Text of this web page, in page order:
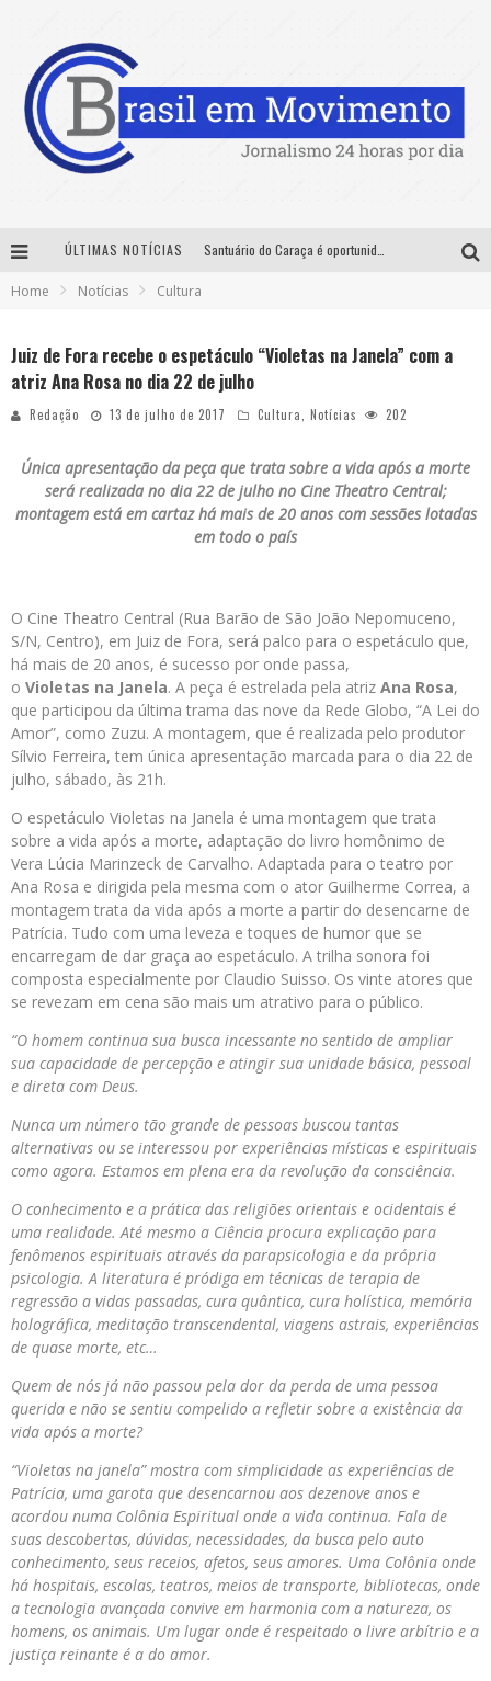
ÚLTIMAS NOTÍCIAS
Home Notícias Cultura
Juiz de Fora recebe o espetáculo “Violetas na Janela” com a
atriz Ana Rosa no dia 22 de julho
Redação 13 de julho de 2017 Cultura Notícias 202
Única apresentação da peça que trata sobre a vida após a morte
será realizada no dia 22 de julho no Cine Theatro Central;
montagem está em cartaz há mais de 20 anos com sessões lotadas
em todo o país
O Cine Theatro Central (Rua Barão de São João Nepomuceno,
S/N, Centro), em Juiz de Fora, será palco para o espetáculo que,
há mais de 20 anos, é sucesso por onde passa,
o Violetas na Janela. A peça é estrelada pela atriz Ana Rosa,
que participou da última trama das nove da Rede Globo, “A Lei do
Amor”, como Zuzu. A montagem, que é realizada pelo produtor
Sílvio Ferreira, tem única apresentação marcada para o dia 22 de
julho, sábado, às 21h.
O espetáculo Violetas na Janela é uma montagem que trata
sobre a vida após a morte, adaptação do livro homônimo de
Vera Lúcia Marinzeck de Carvalho. Adaptada para o teatro por
Ana Rosa e dirigida pela mesma com o ator Guilherme Correa, a
montagem trata da vida após a morte a partir do desencarne de
Patrícia. Tudo com uma leveza e toques de humor que se
encarregam de dar graça ao espetáculo. A trilha sonora foi
composta especialmente por Claudio Suisso. Os vinte atores que
se revezam em cena são mais um atrativo para o público.
“O homem continua sua busca incessante no sentido de ampliar
sua capacidade de percepção e atingir sua unidade básica, pessoal
e direta com Deus.
Nunca um número tão grande de pessoas buscou tantas
alternativas ou se interessou por experiências místicas e espirituais
como agora. Estamos em plena era da revolução da consciência.
O conhecimento e a prática das religiões orientais e ocidentais é
uma realidade. Até mesmo a Ciência procura explicação para
fenômenos espirituais através da parapsicologia e da própria
psicologia. A literatura é pródiga em técnicas de terapia de
regressão a vidas passadas, cura quântica, cura holística, memória
holográfica, meditação transcendental, viagens astrais, experiências
de quase morte, etc…
Quem de nós já não passou pela dor da perda de uma pessoa
querida e não se sentiu compelido a refletir sobre a existência da
vida após a morte?
“Violetas na janela” mostra com simplicidade as experiências de
Patrícia, uma garota que desencarnou aos dezenove anos e
acordou numa Colônia Espiritual onde a vida continua. Fala de
suas descobertas, dúvidas, necessidades, da busca pelo auto
conhecimento, seus receios, afetos, seus amores. Uma Colônia onde
há hospitais, escolas, teatros, meios de transporte, bibliotecas, onde
a tecnologia avançada convive em harmonia com a natureza, os
homens, os animais. Um lugar onde é respeitado o livre arbítrio e a
justiça reinante é a do amor.